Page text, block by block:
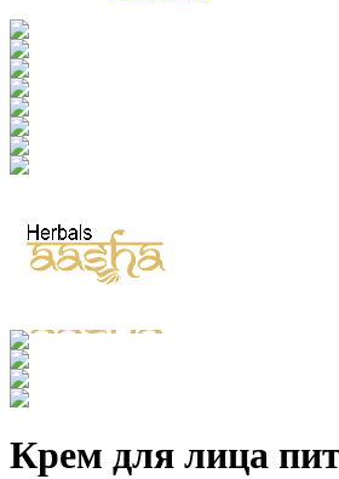
Крем для лица